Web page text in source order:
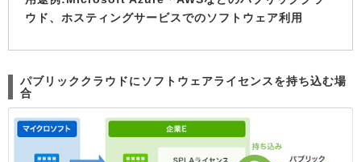
ウド、ホスティングサービスでのソフトウェア利用
パブリッククラウドにソフトウェアライセンスを持ち込む場
合